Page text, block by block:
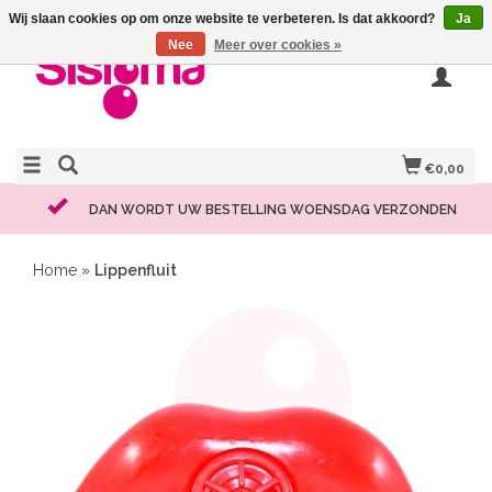
€0,00
DAN WORDT UW BESTELLING WOENSDAG VERZONDEN
Home » Lippenfluit
Wij slaan cookies op om onze website te verbeteren. Is dat akkoord?
Ja
Nee
Meer over cookies »